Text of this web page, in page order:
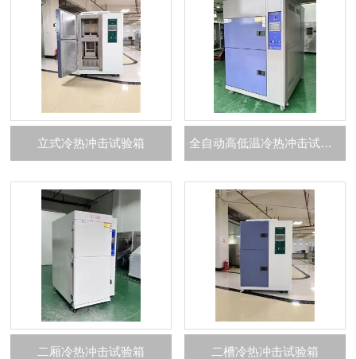
立式冷热冲击试验箱 全自动高低温冷热冲击试验箱
二厢冷热冲击试验箱 二槽冷热冲击试验箱